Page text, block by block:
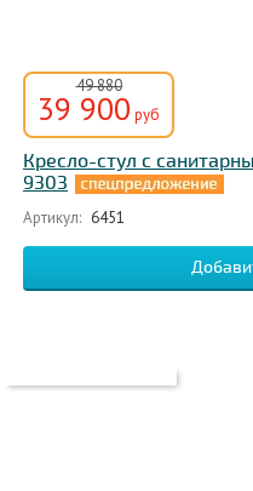
49 880
39 900 руб
Кресло-стул с
9303
Артикул: 6451